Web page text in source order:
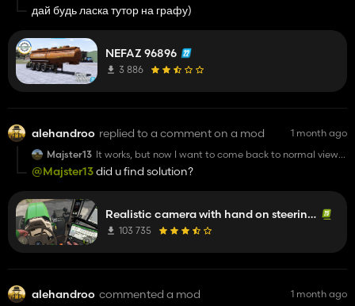
дай будь ласка тутор на графу)
NEFAZ 96896
3 886
alehandroo replied to a comment on a mod
1 month ago
Majster13 It works, but now I want to come back to normal view
(without hands). Can you tell me how can I do it now?
@Majster13did u find solution?
Realistic camera with hand on steering wheel
103 735
alehandroo commented a mod 1 month ago